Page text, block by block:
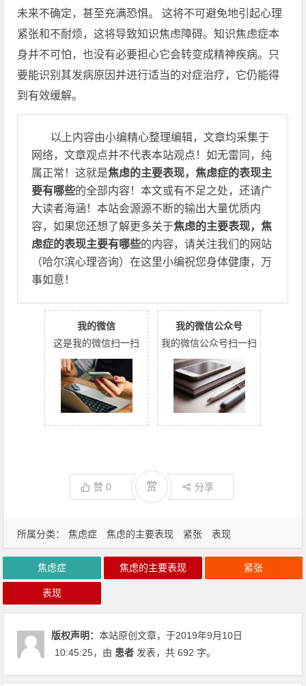
所属分类： 焦虑症 焦虑的主要表现 紧张 表现
未来不确定，甚至充满恐惧。 这将不可避免地引起心理
紧张和不耐烦，这将导致知识焦虑障碍。知识焦虑症本
身并不可怕，也没有必要担心它会转变成精神疾病。只
要能识别其发病原因并进行适当的对症治疗，它仍能得
到有效缓解。
以上内容由小编精心整理编辑，文章均采集于
网络，文章观点并不代表本站观点！如无雷同，纯
属正常！这就是焦虑的主要表现，焦虑症的表现主
要有哪些的全部内容！本文或有不足之处，还请广
大读者海涵！本站会源源不断的输出大量优质内
容，如果您还想了解更多关于焦虑的主要表现，焦
虑症的表现主要有哪些的内容，请关注我们的网站
（哈尔滨心理咨询）在这里小编祝您身体健康，万
事如意！
我的微信
这是我的微信扫一扫
我的微信公众号
我的微信公众号扫一扫
赞0 赏 分享
焦虑症 焦虑的主要表现 紧张
表现
版权声明：本站原创文章，于2019年9月10日
10:45:25，由 患者 发表，共 692 字。